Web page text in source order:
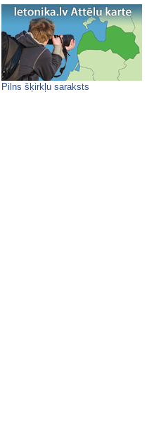
Pilns šķirkļu saraksts